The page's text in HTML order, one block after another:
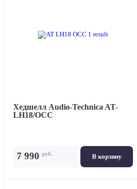
Хедшелл Audio-Technica AT-
LH18/OCC
В корзину
7 990 руб.